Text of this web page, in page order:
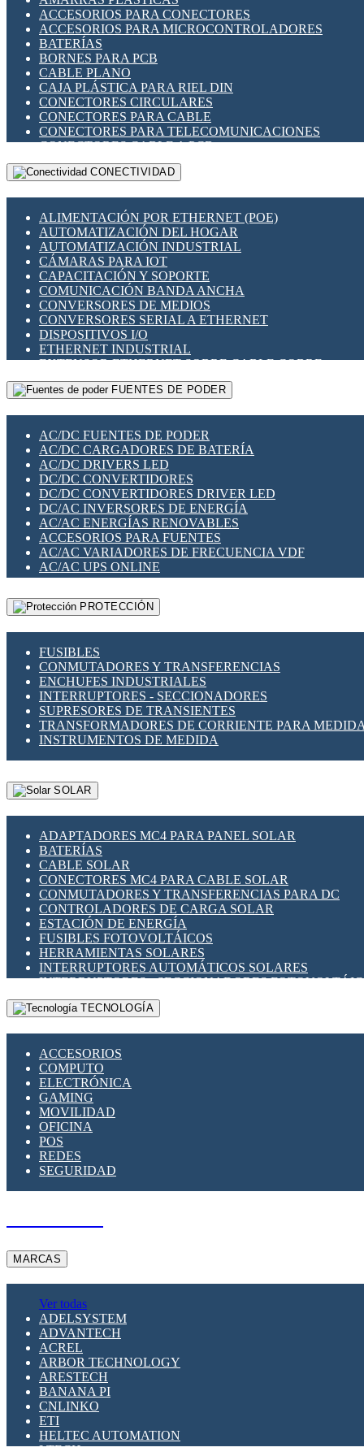
INDICADORES PARA PANEL
INTERFACES DE RELÉ
INTERRUPTORES FIN DE CARRERA
LLAVES CONMUTADORAS
MEDIDORES DE ENERGÍA Y TC'S DE CORRIENTE
MOTORES PASO A PASO
PANTALLAS HMI
PLC -CONTROLADORES LÓGICO PROGRAMABLES
PROGRAMADORES DE HORARIO
RELÉS DE PROTECCIÓN
SENSORES CAPACITIVOS
SENSORES INDUCTIVOS
TEMPORIZADORES
VARIACS
VARIADORES DE FRECUENCIA [VDF]
SECCIONADORES - INTERRUPTORES
MAQUINARIA
ACCESORIOS PARA CONECTORES
ACCESORIOS PARA MICROCONTROLADORES
BATERÍAS
BORNES PARA PCB
CABLE PLANO
CAJA PLÁSTICA PARA RIEL DIN
CONECTORES CIRCULARES
CONECTORES PARA CABLE
CONECTORES PARA TELECOMUNICACIONES
CONECTORES CABLE A PCB
CONECTORES PCB A CABLE
DIP SWITCHES
HERRAMIENTAS VARIAS
ILUMINACIÓN LED
INTERRUPTORES REED
INTERFACES DE RELÉ
OTROS RELÉS
PROTECCIÓN TÉRMICA
RELÉS AUTOMOTRICES
RELÉS DE SEÑAL
RELÉS DE ESTADO SÓLIDO SSR
RELÉS INDUSTRIALES
RELÉS MINIATURA DE POTENCIA
SENSORES MAGNÉTICOS
SWITCH Y MICROSWITCH
TARJETAS PI
UNIÓN Y DERIVACIÓN DE CABLE
CONECTIVIDAD
ALIMENTACIÓN POR ETHERNET (POE)
AUTOMATIZACIÓN DEL HOGAR
AUTOMATIZACIÓN INDUSTRIAL
CÁMARAS PARA IOT
CAPACITACIÓN Y SOPORTE
COMUNICACIÓN BANDA ANCHA
CONVERSORES DE MEDIOS
CONVERSORES SERIAL A ETHERNET
DISPOSITIVOS I/O
ETHERNET INDUSTRIAL
EXTENSOR ETHERNET SOBRE CABLE COBRE
GATEWAY LORAWAN
GESTIÓN DE REDES
PLACAS MODULARES IOT
SWITCHES Y REDES WIFI
SOLUCIONES IOT
SOLUCIONES LORAWAN
SOLUCIONES RED CELULAR
SEGURIDAD PARA REDES
SWITCHES LAN
TELEFONÍA IP (VOIP)
VIGILANCIA IP (CCTV)
MESHTASTIC
FUENTES DE PODER
AC/DC FUENTES DE PODER
AC/DC CARGADORES DE BATERÍA
AC/DC DRIVERS LED
DC/DC CONVERTIDORES
DC/DC CONVERTIDORES DRIVER LED
DC/AC INVERSORES DE ENERGÍA
AC/AC ENERGÍAS RENOVABLES
ACCESORIOS PARA FUENTES
AC/AC VARIADORES DE FRECUENCIA VDF
AC/AC UPS ONLINE
PROTECCIÓN
FUSIBLES
CONMUTADORES Y TRANSFERENCIAS
ENCHUFES INDUSTRIALES
INTERRUPTORES - SECCIONADORES
SUPRESORES DE TRANSIENTES
TRANSFORMADORES DE CORRIENTE PARA
INSTRUMENTOS DE MEDIDA
SOLAR
ADAPTADORES MC4 PARA PANEL SOLAR
BATERÍAS
CABLE SOLAR
CONECTORES MC4 PARA CABLE SOLAR
CONMUTADORES Y TRANSFERENCIAS PARA DC
CONTROLADORES DE CARGA SOLAR
ESTACIÓN DE ENERGÍA
FUSIBLES FOTOVOLTÁICOS
HERRAMIENTAS SOLARES
INTERRUPTORES AUTOMÁTICOS SOLARES
INTERRUPTORES - SECCIONADORES
MONTAJE PANEL SOLAR
PORTA FUSIBLES Y SECCIONADORES
TECNOLOGÍA
ACCESORIOS
COMPUTO
ELECTRÓNICA
GAMING
MOVILIDAD
OFICINA
POS
REDES
SEGURIDAD
MARCAS
Ver todas
ADELSYSTEM
ADVANTECH
ACREL
ARBOR TECHNOLOGY
ARESTECH
BANANA PI
CNLINKO
ETI
HELTEC AUTOMATION
LTECH